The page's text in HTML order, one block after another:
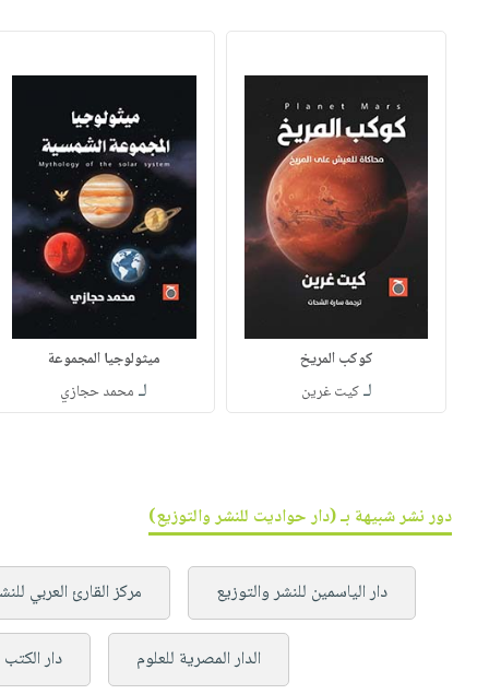
كوكب المريخ
لـكيت غرين
ميثولوجيا المجموعة
لـ محمد حجازي
دور نشر شبيهة بـ (دار حواديت للنشر والتوزيع)
دار الياسمين للنشر والتوزيع مركز القارئ العربي
الدار المصرية للعلوم دار الكتب